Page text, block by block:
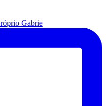
Gabrie